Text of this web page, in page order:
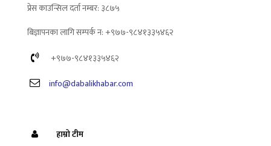
प्रेस काउन्सिल दर्ता नम्बर: ३८७५
बिज्ञापनका लागि सम्पर्क न: +९७७-९८४१३३५४६२
+९७७-९८४१३३५४६२
info@dabalikhabar.com
हाम्रो टीम